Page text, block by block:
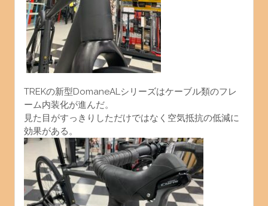
TREKの新型DomaneALシリーズはケーブル類のフレ
ーム内装化が進んだ。
見た目がすっきりしただけではなく空気抵抗の低減に
効果がある。